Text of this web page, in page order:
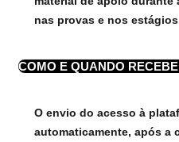
nas provas e nos
COMO E QUANDO
O envio do acesso à
automaticamente, após a